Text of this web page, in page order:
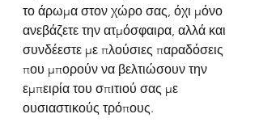
το άρωμα στον χώρο σας, όχι μόνο
ανεβάζετε την ατμόσφαιρα, αλλά και
συνδέεστε με πλούσιες παραδόσεις
που μπορούν να βελτιώσουν την
εμπειρία του σπιτιού σας με
ουσιαστικούς τρόπους.